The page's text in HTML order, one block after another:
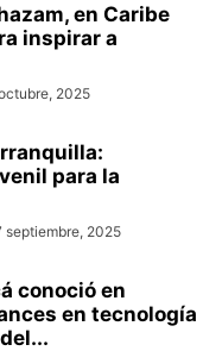
en Caribe
inspirar a
2025
para la
septiembre, 2025
conoció en
en tecnología